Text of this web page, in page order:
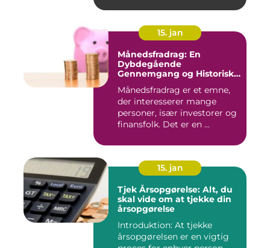
15. jan
Månedsfradrag: En
Dybdegående
Gennemgang og Historisk
Månedsfradrag er et emne,
der interesserer mange
personer, især investorer og
finansfolk. Det er en ...
15. jan
Tjek Årsopgørelse: Alt, du
skal vide om at tjekke din
årsopgørelse
Introduktion: At tjekke
årsopgørelsen er en vigtig